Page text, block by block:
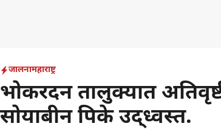
जालनामहाराष्ट्र
भोकरदन तालुक्यात
सोयाबीन पिके उद्ध्वस्त.